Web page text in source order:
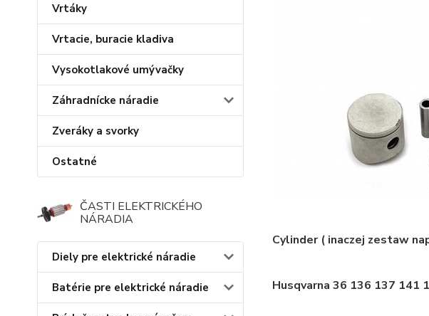
Vrtáky
Vrtacie, buracie kladiva
Vysokotlakové umývačky
Záhradnícke náradie
Zveráky a svorky
Ostatné
ČASTI ELEKTRICKÉHO
NÁRADIA
Diely pre elektrické náradie
Batérie pre elektrické náradie
Cylinder ( inaczej zestaw
Husqvarna 36 136 137 141